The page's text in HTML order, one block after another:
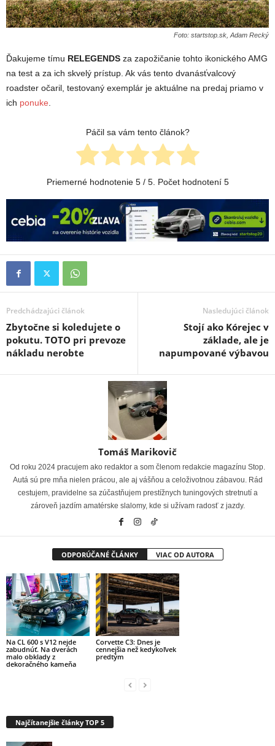
Foto: startstop.sk, Adam Recký
Ďakujeme tímu RELEGENDS za zapožičanie tohto ikonického AMG
na test a za ich skvelý prístup. Ak vás tento dvanásťvalcový
roadster očaril, testovaný exemplár je aktuálne na predaj priamo v
ich ponuke
Páčil sa vám tento článok?
Priemerné hodnotenie 5/ 5. Počet hodnotení 5
Predchádzajúci článok
Zbytočne si koledujete o
pokutu. TOTO pri prevoze
nákladu nerobte
Nasledujúci článok
Stojí ako Kórejec v
základe, ale je
napumpované výbavou
Tomáš Marikovič
Od roku 2024 pracujem ako redaktor a som členom redakcie magazínu Stop.
Autá sú pre mňa nielen prácou, ale aj vášňou a celoživotnou zábavou. Rád
cestujem, pravidelne sa zúčastňujem prestížnych tuningových stretnutí a
zároveň jazdím amatérske slalomy, kde si užívam radosť z jazdy.
ODPORÚČANÉ ČLÁNKY VIAC OD AUTORA
Na CL 600 s V12 nejde
zabudnúť. Na dverách
malo obklady z
dekoračného kameňa
Corvette C3: Dnes je
cennejšia než kedykoľvek
predtým
Najčítanejšie články TOP 5